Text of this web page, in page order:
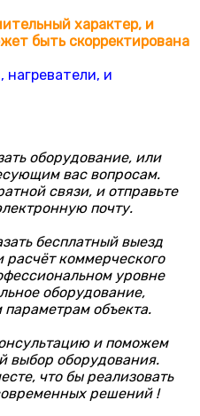
характер, и
быть скорректирована
нагреватели, и
оборудование, или
вас вопросам.
связи, и отправьте
почту.
бесплатный выезд
расчёт коммерческого
уровне
оборудование,
объекта.
и поможем
выбор оборудования.
что бы реализовать
решений !